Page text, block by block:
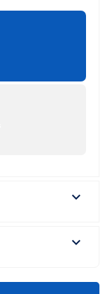
expand_more
expand_more